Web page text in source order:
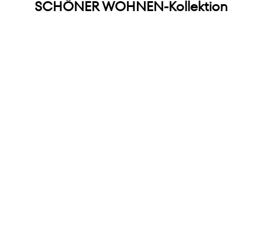
SCHÖNER WOHNEN-Kollektion